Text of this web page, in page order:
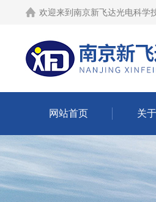
欢迎来到 南京新飞达光电科学
网站首页 关